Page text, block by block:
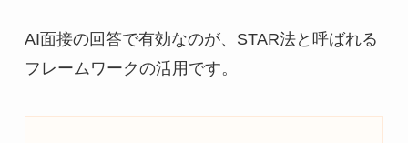
AI面接の回答で有効なのが、STAR法と呼ばれる
フレームワークの活用です。